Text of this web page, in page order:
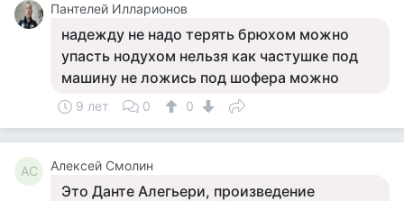
Пантелей Илларионов
надежду не надо терять брюхом можно
упасть нодухом нельзя как частушке под
машину не ложись под шофера можно
9 лет 0 0
АС Алексей Смолин
Это Данте Алегьери, произведение